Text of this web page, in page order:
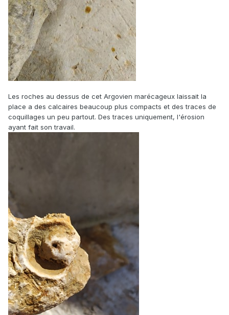
Les roches au dessus de cet Argovien marécageux laissait la
place a des calcaires beaucoup plus compacts et des traces de
coquillages un peu partout. Des traces uniquement, l'érosion
ayant fait son travail.